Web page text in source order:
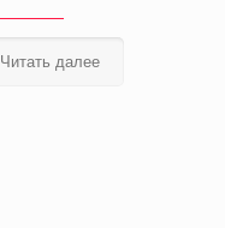
Читать далее